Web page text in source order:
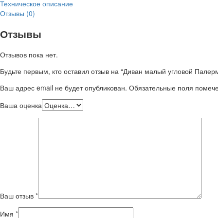
Техническое описание
Отзывы (0)
Отзывы
Отзывов пока нет.
Будьте первым, кто оставил отзыв на “Диван малый угловой
Ваш адрес email не будет опубликован. Обязательные поля
Ваша оценка
Ваш отзыв *
Имя *